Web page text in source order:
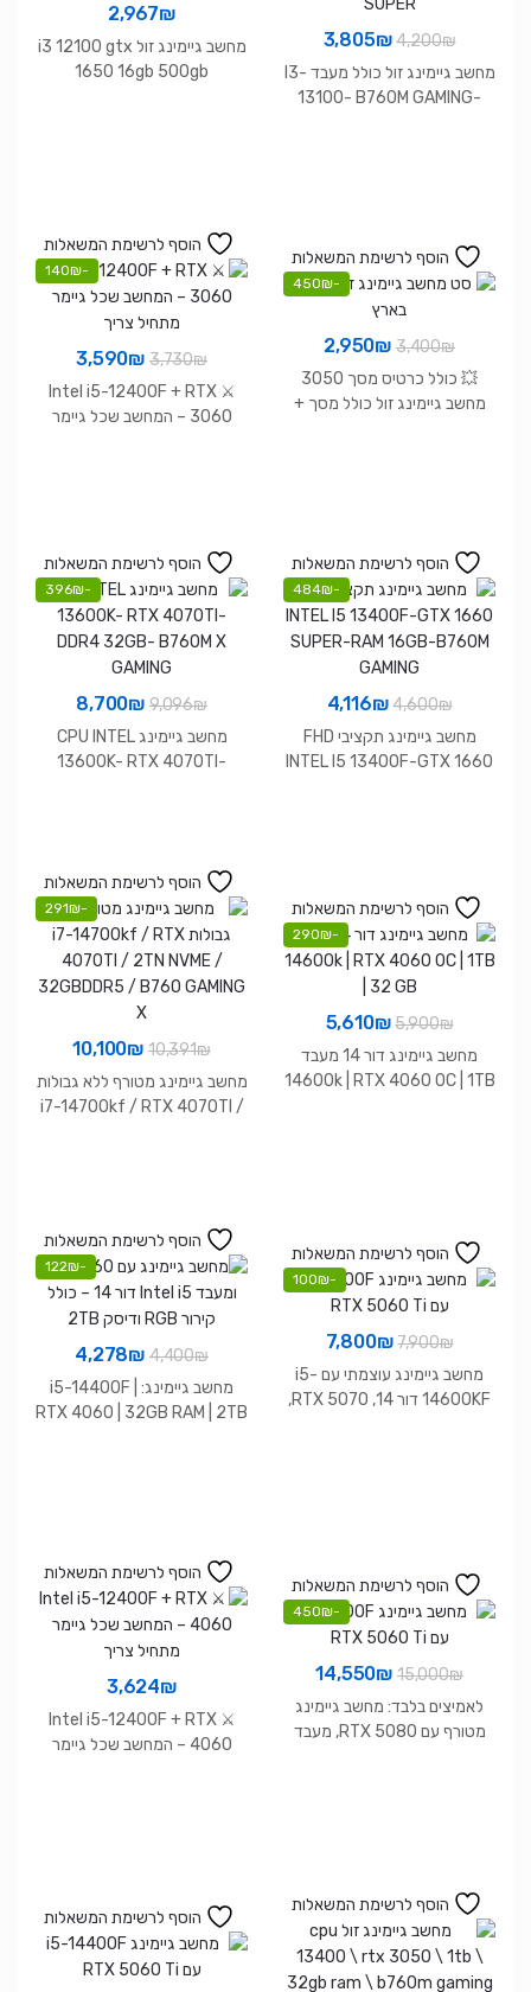
4,200₪
המחיר
המקורי
היה:
3,805₪
המחיר
הנוכחי
הוא:
מחשב גיימינג זול כולל מעבד I3-
13100- B760M GAMING-
2,967₪
מחשב גיימינג זול i3 12100 gtx
1650 16gb 500gb
הוסף לרשימת המשאלות
-
450₪
3,400₪
המחיר
המקורי
היה:
2,950₪
המחיר
הנוכחי
הוא:
💥 כולל כרטיס מסך 3050
מחשב גיימינג זול כולל מסך +
הוסף לרשימת המשאלות
-
140₪
3,730₪
המחיר
המקורי
היה:
3,590₪
המחיר
הנוכחי
הוא:
⚔️ Intel i5-12400F + RTX
3060 – המחשב שכל גיימר
הוסף לרשימת המשאלות
-
484₪
4,600₪
המחיר
המקורי
היה:
4,116₪
הנוכחי
הוא:
מחשב גיימינג תקציבי FHD
INTEL I5 13400F-GTX 1660
הוסף לרשימת המשאלות
-
396₪
9,096₪
המחיר
המקורי
היה:
8,700₪
המחיר
הנוכחי
הוא:
מחשב גיימינג CPU INTEL
13600K- RTX 4070TI-
הוסף לרשימת המשאלות
-
290₪
5,900₪
המחיר
המקורי
היה:
5,610₪
המחיר
הנוכחי
הוא:
מחשב גיימינג דור 14 מעבד
14600k | RTX 4060 0C | 1TB
הוסף לרשימת המשאלות
-
291₪
10,391₪
המחיר
המקורי
היה:
10,100₪
המחיר
הנוכחי
הוא:
מחשב גיימינג מטורף ללא גבולות
i7-14700kf / RTX 4070TI /
הוסף לרשימת המשאלות
-
100₪
7,900₪
המחיר
המקורי
היה:
7,800₪
הנוכחי
הוא:
מחשב גיימינג עוצמתי עם i5-
14600KF דור 14, RTX 5070,
הוסף לרשימת המשאלות
-
122₪
4,400₪
המחיר
המקורי
היה:
4,278₪
המחיר
הנוכחי
הוא:
מחשב גיימינג: i5-14400F |
RTX 4060 | 32GB RAM | 2TB
הוסף לרשימת המשאלות
-
450₪
15,000₪
המחיר
המקורי
היה:
14,550₪
המחיר
הנוכחי
הוא:
לאמיצים בלבד: מחשב גיימינג
מטורף עם RTX 5080, מעבד
הוסף לרשימת המשאלות
3,624₪
⚔️ Intel i5-12400F + RTX
4060 – המחשב שכל גיימר
הוסף לרשימת המשאלות
הוסף לרשימת המשאלות